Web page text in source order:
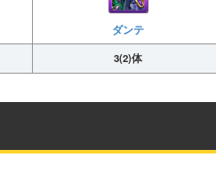
ダンテ
3(2)体